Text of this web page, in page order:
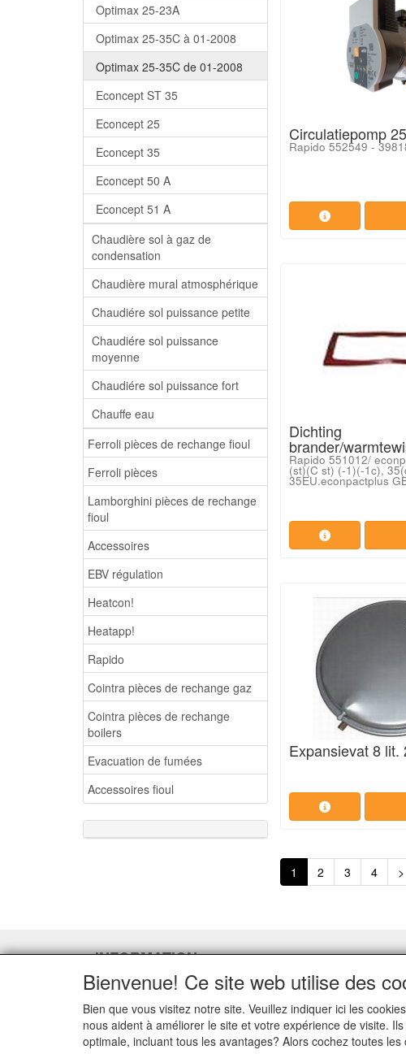
Optimax 25-23A
Optimax 25-35C à 01-2008
Optimax 25-35C de 01-2008
Econcept ST 35
Econcept 25
Econcept 35
Econcept 50 A
Econcept 51 A
Chaudière sol à gaz de
condensation
Chaudière mural atmosphérique
Chaudiére sol puissance petite
Chaudiére sol puissance
moyenne
Chaudiére sol puissance fort
Chauffe eau
Ferroli pièces de rechange fioul
Ferroli pièces
Lamborghini pièces de rechange
fioul
Accessoires
EBV régulation
Heatcon!
Heatapp!
Rapido
Cointra pièces de rechange gaz
Cointra pièces de rechange
boilers
Evacuation de fumées
Accessoires fioul
Circulatiepomp
Rapido 552549 -
Dichting
brander/
Rapido 551012/
(st)(C st) (-1)(-1c),
35EU.econpactplus
Expansievat 8 lit.
1 2 3 4 >
INFORMATION
Demande de service
détachées défectueuses
Demander un lien d'annulation
Bienvenue! Ce site web utilise des
Bien que vous visitez notre site. Veuillez indiquer ici les
nous aident à améliorer le site et votre expérience de visite.
optimale, incluant tous les avantages? Alors cochez toutes les